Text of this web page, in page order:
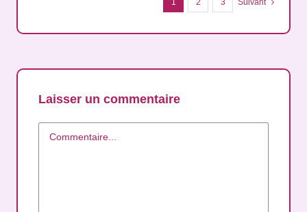
1 2 3 Suivant
Laisser un commentaire